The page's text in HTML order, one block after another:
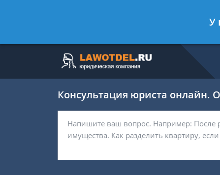
7 812 467-
Консультация юриста онлайн.
У